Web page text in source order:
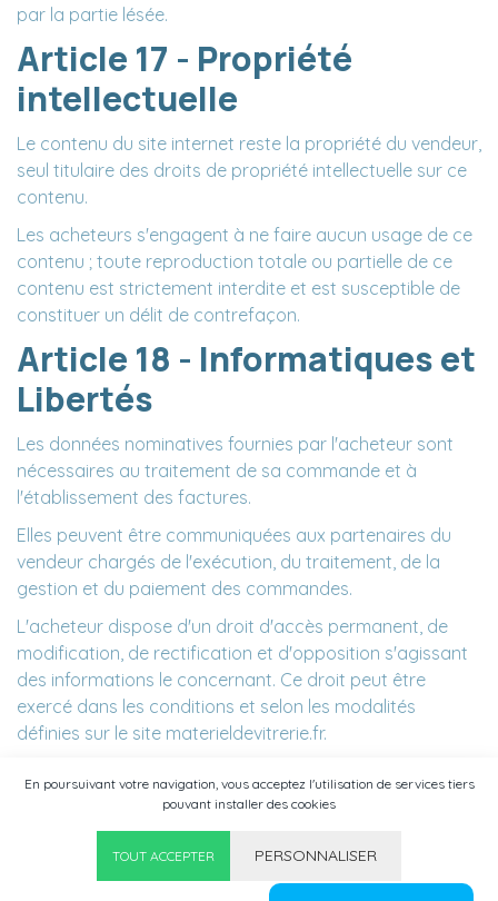
Catégories
par la partie lésée.
Article 17 - Propriété
intellectuelle
Le contenu du site internet reste la propriété du vendeur,
seul titulaire des droits de propriété intellectuelle sur ce
contenu.
Les acheteurs s'engagent à ne faire aucun usage de ce
contenu ; toute reproduction totale ou partielle de ce
contenu est strictement interdite et est susceptible de
constituer un délit de contrefaçon.
Article 18 - Informatiques et
Libertés
Les données nominatives fournies par l'acheteur sont
nécessaires au traitement de sa commande et à
l'établissement des factures.
Elles peuvent être communiquées aux partenaires du
vendeur chargés de l'exécution, du traitement, de la
gestion et du paiement des commandes.
L'acheteur dispose d'un droit d'accès permanent, de
modification, de rectification et d'opposition s'agissant
des informations le concernant. Ce droit peut être
exercé dans les conditions et selon les modalités
définies sur le site materieldevitrerie.fr.
Article 19 - Non-validation
Si une ou plusieurs stipulations des présentes conditions
générales sont tenues pour non valides ou déclarées
En poursuivant votre navigation, vous acceptez l'utilisation de services tiers
pouvant installer des cookies
TOUT ACCEPTER PERSONNALISER